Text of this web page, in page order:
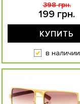
199 грн.
398 грн.
КУПИТЬ
в наличии